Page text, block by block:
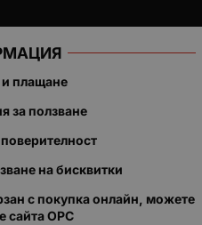
плащане
за ползване
на бисквитки
с покупка онлайн, можете
сайта ОРС